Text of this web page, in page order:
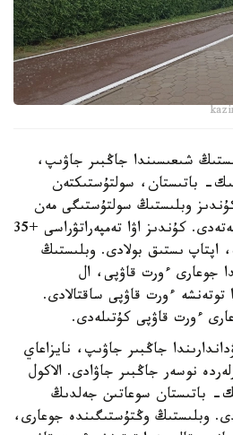
شىعىسىندا جاڭبىر جاۋىپ،
باتىستان، سولتۇستىكتەن
وبلىستىڭ سولتۇستىگى مەن
شىعىسىندا 15 م/س- قا جەتەدى. كۇندىز اۋا تەمپەراتۋراسى +35
اپتاپ ىستىق بولادى. وبلىستىڭ
جوعارى ءورت قاۋپى، ال
ءورت قاۋپى ساقتالادى.
ءورت قاۋپى كۇتىلەدى.
جاڭبىر جاۋىپ، نايزاعاي
نوسەر جاڭبىر جاۋادى. الاكول
باتىستان سوعاتىن جەلدىڭ
م/س بولادى. وبلىستىڭ وڭتۇستىگىندە جوعارى،